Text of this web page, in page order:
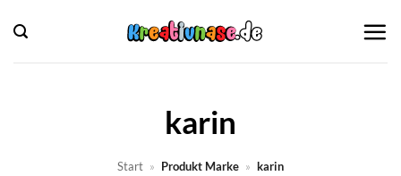
Inhalt
springen
karin
Start » Produkt Marke » karin